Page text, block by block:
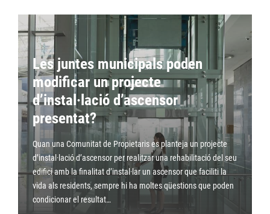
Les juntes municipals poden
modificar un projecte
d’instal·lació d’ascensor
presentat?
Quan una Comunitat de Propietaris es planteja un projecte
d’instal·lació d’ascensor per realitzar una rehabilitació del seu
edifici amb la finalitat d’instal·lar un ascensor que faciliti la
vida als residents, sempre hi ha moltes qüestions que poden
condicionar el resultat…